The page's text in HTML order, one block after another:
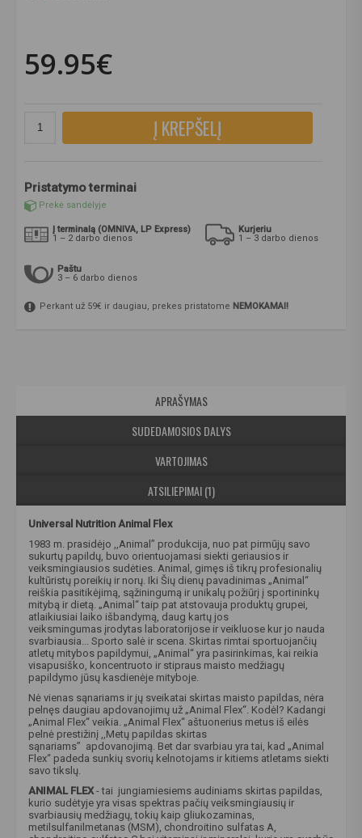
59.95€
Į KREPŠELĮ
Pristatymo terminai
Prekė sandėlyje
Į terminalą (OMNIVA, LP Express)
1 – 2 darbo dienos
Kurjeriu
1 – 3 darbo dienos
Paštu
3 – 6 darbo dienos
Perkant už 59€ ir daugiau, prekes pristatome NEMOKAMAI!
APRAŠYMAS
SUDEDAMOSIOS DALYS
VARTOJIMAS
ATSILIEPIMAI (1)
Universal Nutrition Animal Flex
1983 m. prasidėjo ,,Animal” produkcija, nuo pat pirmūjų savo
sukurtų papildų, buvo orientuojamasi siekti geriausios ir
veiksmingiausios sudėties. Animal, gimęs iš tikrų profesionalių
kultūristų poreikių ir norų. Iki Šių dienų pavadinimas „Animal“
reiškia pasitikėjimą, sąžiningumą ir unikalų požiūrį į sportininkų
mitybą ir dietą. „Animal“ taip pat atstovauja produktų grupei,
atlaikiusiai laiko išbandymą, daug kartų jos
veiksmingumas įrodytas laboratorijose ir veikluose kur jo nauda
svarbiausia... Sporto salė ir scena. Skirtas rimtai sportuojančių
atletų mitybos papildymui, „Animal“ yra pasirinkimas, kai reikia
visapusiško, koncentruoto ir stipraus maisto medžiagų
papildymo jūsų kasdienėje mityboje.
Nė vienas sąnariams ir jų sveikatai skirtas maisto papildas, nėra
pelnęs daugiau apdovanojimų už „Animal Flex“. Kodėl? Kadangi
„Animal Flex“ veikia. „Animal Flex“ aštuonerius metus iš eilės
pelnė prestižinį ,,Metų papildas skirtas
sąnariams” apdovanojimą. Bet dar svarbiau yra tai, kad „Animal
Flex“ padeda sunkių svorių kelnotojams ir kitiems atletams siekti
savo tikslų.
ANIMAL FLEX- tai jungiamiesiems audiniams skirtas papildas,
kurio sudėtyje yra visas spektras pačių veiksmingiausių ir
svarbiausių medžiagų, tokių kaip gliukozaminas,
metilsulfanilmetanas (MSM), chondroitino sulfatas A,